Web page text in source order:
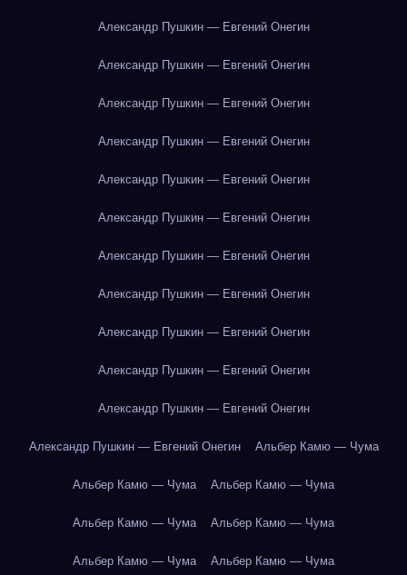
Александр Пушкин — Евгений Онегин
Александр Пушкин — Евгений Онегин
Александр Пушкин — Евгений Онегин
Александр Пушкин — Евгений Онегин
Александр Пушкин — Евгений Онегин
Александр Пушкин — Евгений Онегин
Александр Пушкин — Евгений Онегин
Александр Пушкин — Евгений Онегин
Александр Пушкин — Евгений Онегин
Александр Пушкин — Евгений Онегин
Александр Пушкин — Евгений Онегин
Александр Пушкин — Евгений Онегин Альбер Камю — Чума
Альбер Камю — Чума Альбер Камю — Чума
Альбер Камю — Чума Альбер Камю — Чума
Альбер Камю — Чума Альбер Камю — Чума